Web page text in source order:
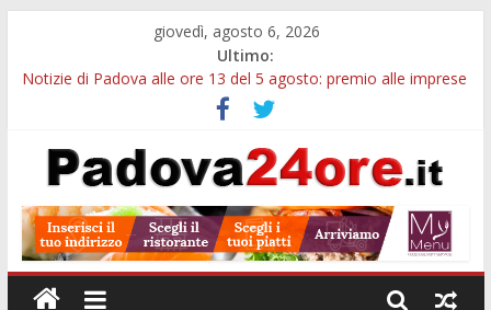
giovedì, agosto 6, 2026
Ultimo:
Notizie di Padova alle ore 13 del 5 agosto: premio alle imprese
Notizie di Padova alle ore 21: SIT torna all’utile, crescono le
auto nuove e concorsi comunali
Transizione 4.0, più tempo alle imprese del Padovano:
Quando le dimissioni non fanno perdere la NASpI: le tutele
previste nei casi di violenza di genere
Malattie neurodegenerative, uno studio dell’Università di
Padova parte dall’infiammazione intestinale